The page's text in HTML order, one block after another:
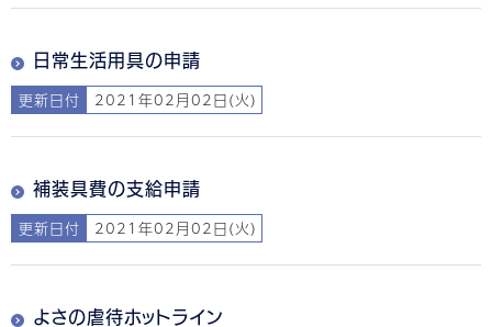
日常生活用具の申請
更新日付 2021年02月02日(火)
補装具費の支給申請
更新日付 2021年02月02日(火)
よさの虐待ホットライン